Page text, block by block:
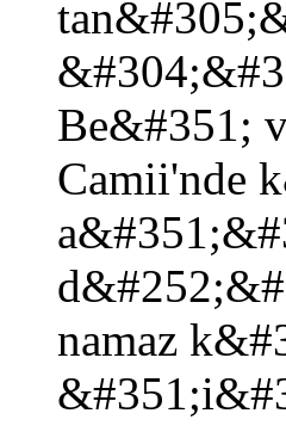
Be&#351;
Camii'nde
namaz